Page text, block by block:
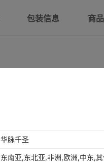
包装信息 商
华脉千圣
东南亚,东北亚,非洲,欧洲,中东,